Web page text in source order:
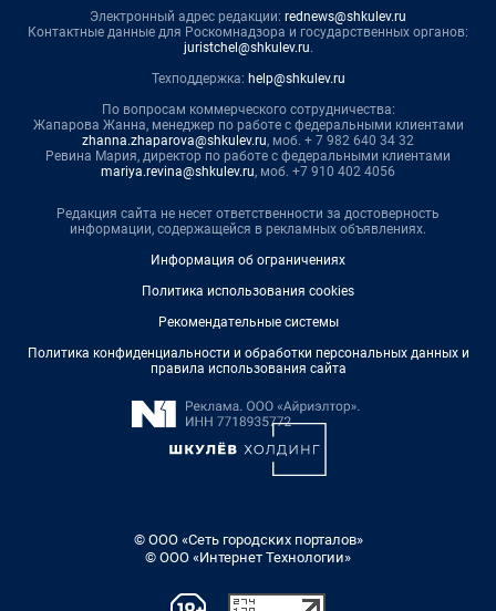
Электронный адрес редакции: rednews@shkulev.ru
Контактные данные для Роскомнадзора и государственных органов:
juristchel@shkulev.ru.
Техподдержка: help@shkulev.ru
По вопросам коммерческого сотрудничества:
Жапарова Жанна, менеджер по работе с федеральными клиентами
zhanna.zhaparova@shkulev.ru, моб. + 7 982 640 34 32
Ревина Мария, директор по работе с федеральными клиентами
mariya.revina@shkulev.ru, моб. +7 910 402 4056
Редакция сайта не несет ответственности за достоверность
информации, содержащейся в рекламных объявлениях.
Информация об ограничениях
Политика использования cookies
Рекомендательные системы
Политика конфиденциальности и обработки персональных данных и
правила использования сайта
© ООО «Сеть городских порталов»
© ООО «Интернет Технологии»